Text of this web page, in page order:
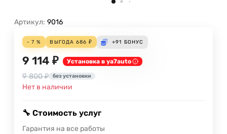
Артикул: 9016
- 7 % ВЫГОДА 686 ₽ +91 БОНУС
9 114 ₽ Установка в ya7auto
9 800 ₽ без установки
Нет в наличии
🔧 Стоимость услуг
Гарантия на все работы